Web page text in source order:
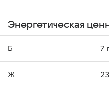
Энергетическая
Б 7
Ж